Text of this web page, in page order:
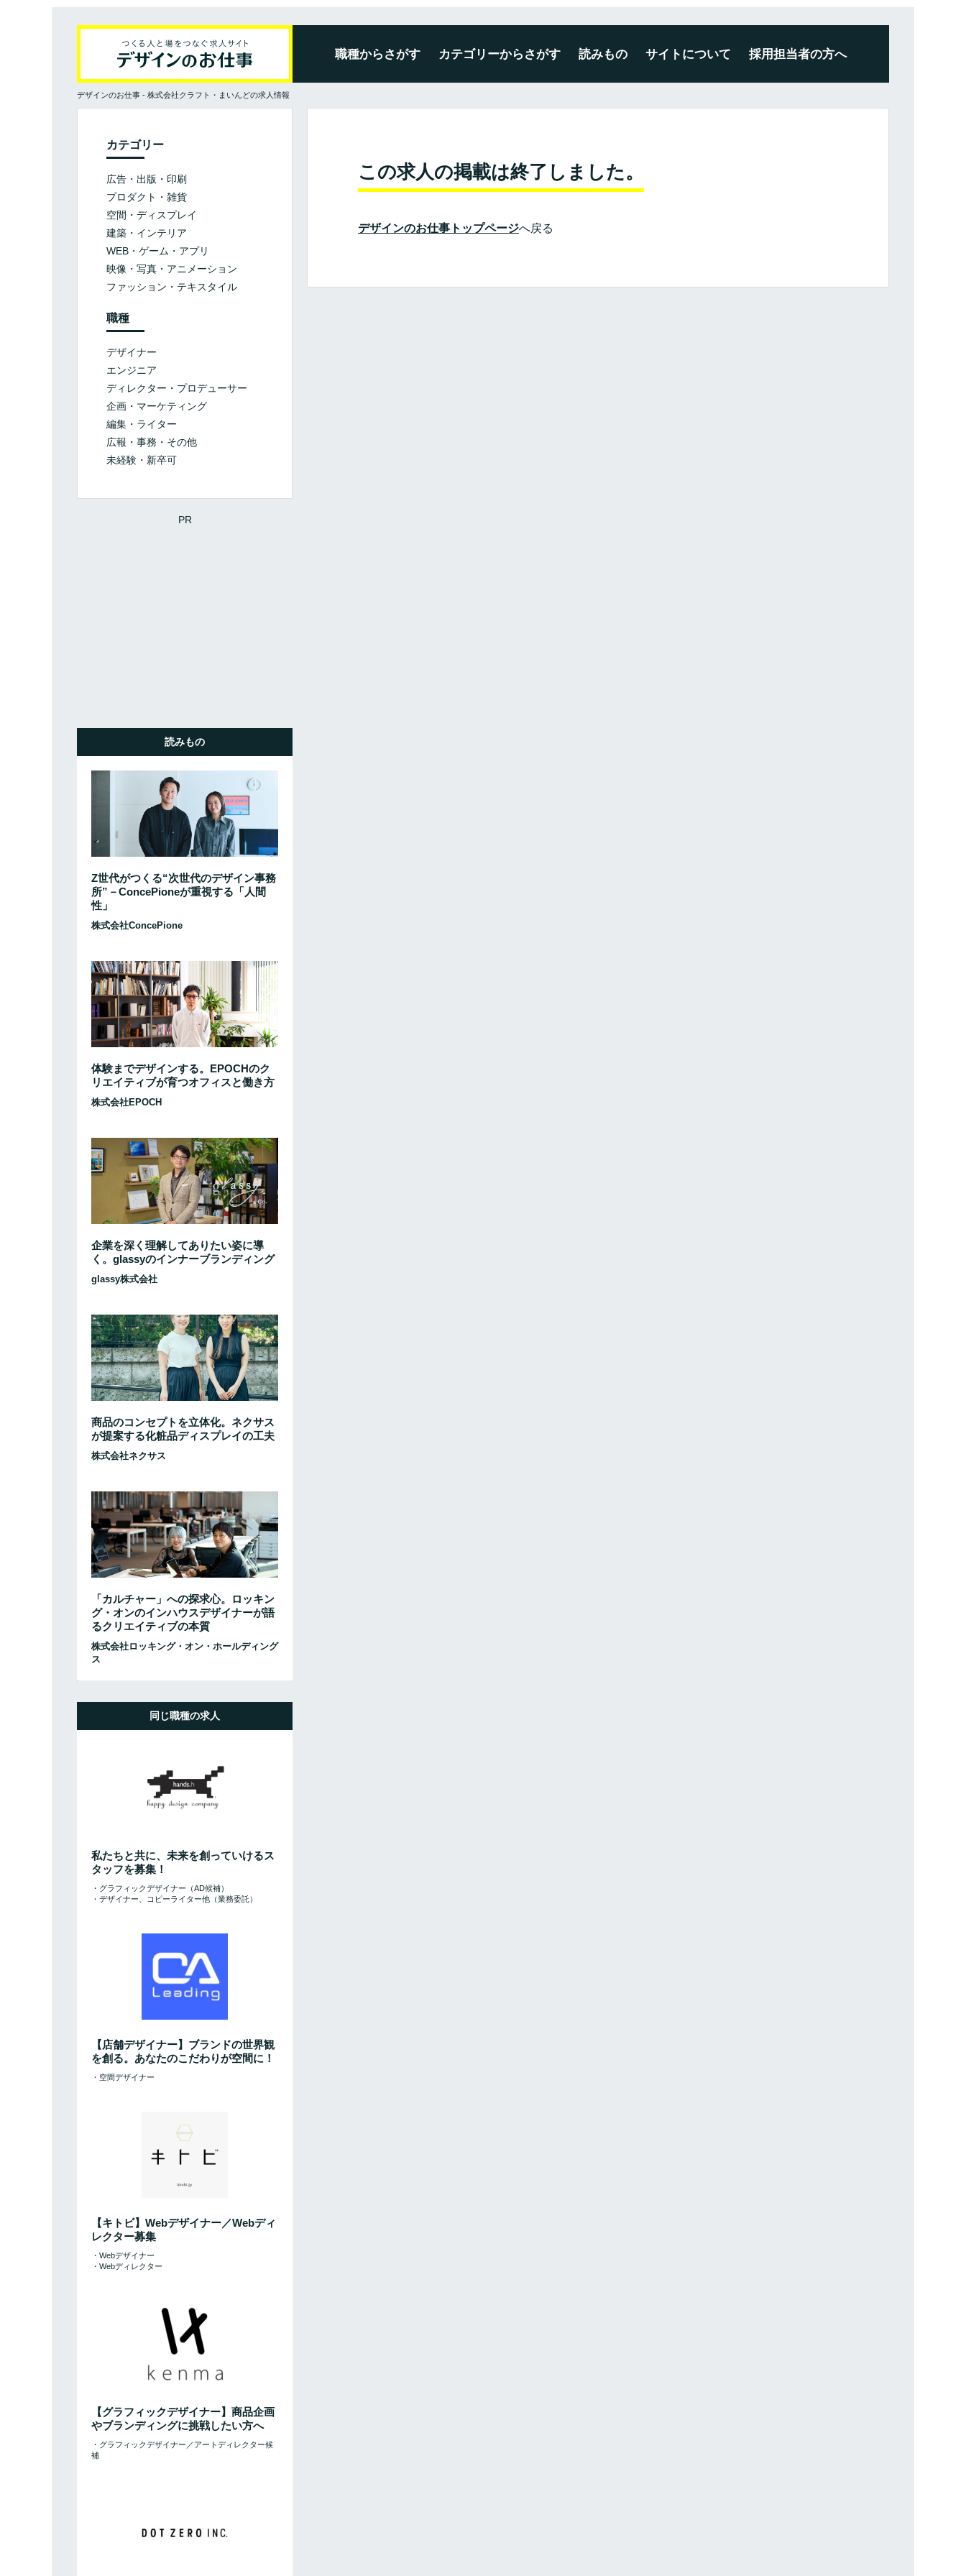
職種からさがす カテゴリーからさがす 読みもの サイトについて 採用担当者の方へ
デザインのお仕事 - 株式会社クラフト・まいんどの求人情報
この求人の掲載は終了しました。
デザインのお仕事トップページへ戻る
カテゴリー
広告・出版・印刷
プロダクト・雑貨
空間・ディスプレイ
建築・インテリア
WEB・ゲーム・アプリ
映像・写真・アニメーション
ファッション・テキスタイル
職種
デザイナー
エンジニア
ディレクター・プロデューサー
企画・マーケティング
編集・ライター
広報・事務・その他
未経験・新卒可
PR
読みもの
Z世代がつくる“次世代のデザイン事務
所”－ConcePioneが重視する「人間
性」
株式会社ConcePione
体験までデザインする。EPOCHのク
リエイティブが育つオフィスと働き方
株式会社EPOCH
企業を深く理解してありたい姿に導
く。glassyのインナーブランディング
glassy株式会社
商品のコンセプトを立体化。ネクサス
が提案する化粧品ディスプレイの工夫
株式会社ネクサス
「カルチャー」への探求心。ロッキン
グ・オンのインハウスデザイナーが語
るクリエイティブの本質
株式会社ロッキング・オン・ホールディング
ス
同じ職種の求人
私たちと共に、未来を創っていけるス
タッフを募集！
・グラフィックデザイナー（AD候補）
・デザイナー、コピーライター他（業務委託）
【店舗デザイナー】ブランドの世界観
を創る。あなたのこだわりが空間に！
・空間デザイナー
【キトビ】Webデザイナー／Webディ
レクター募集
・Webデザイナー
・Webディレクター
【グラフィックデザイナー】商品企画
やブランディングに挑戦したい方へ
・グラフィックデザイナー／アートディレクター候
補